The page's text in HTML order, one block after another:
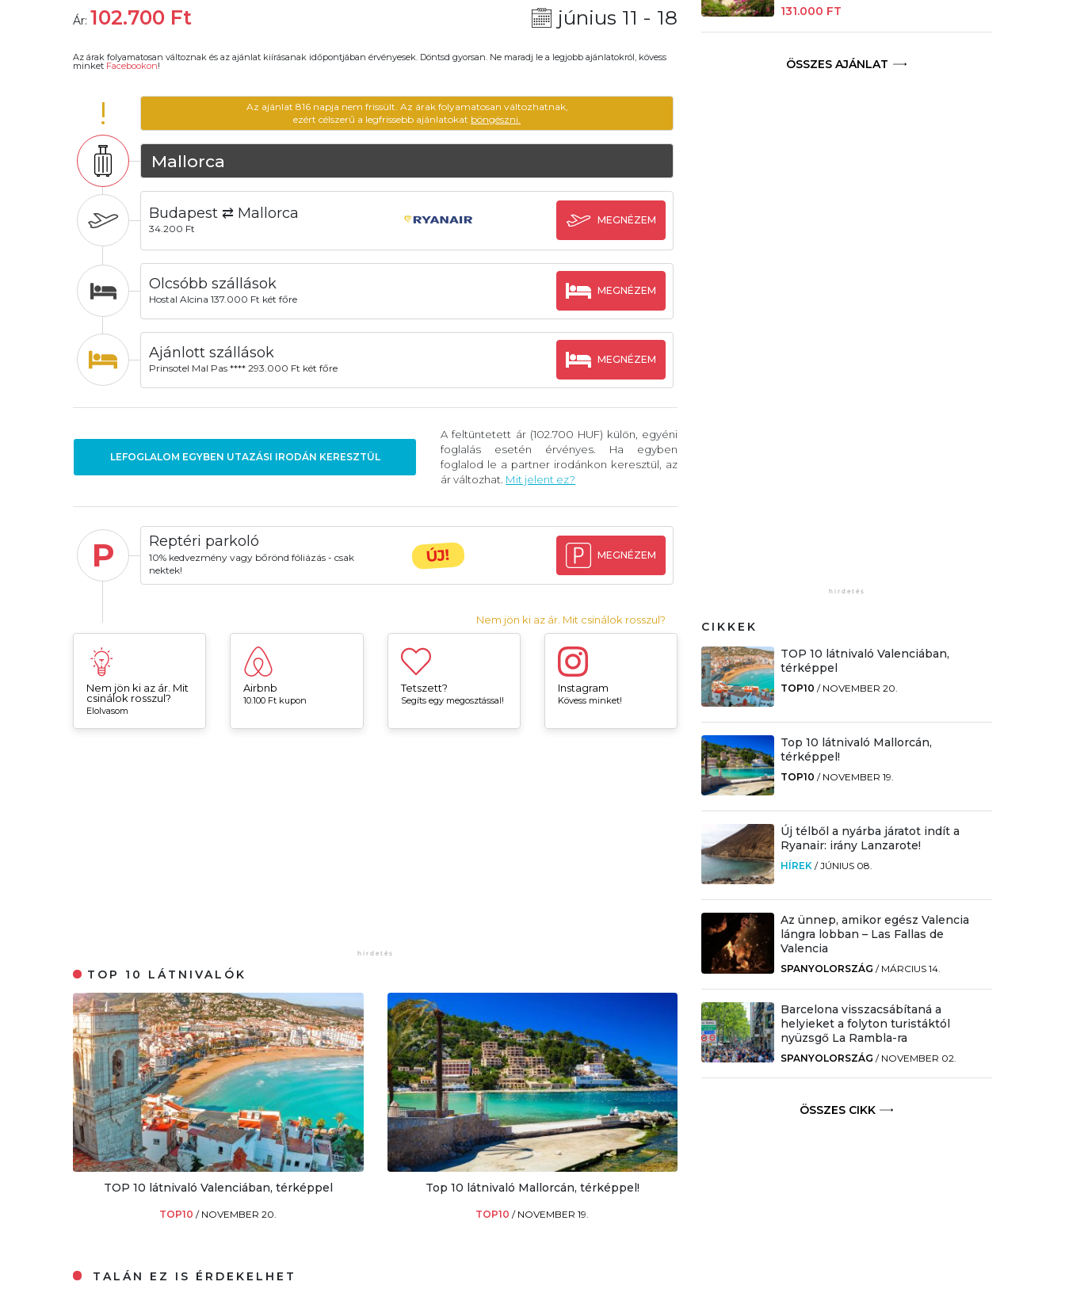
Ár: 102.700 Ft június 11 - 18
Az árak folyamatosan változnak és az ajánlat kiírásanak időpontjában érvényesek. Döntsd gyorsan. Ne maradj le a legjobb ajánlatokról, kövess
minket Facebookon!
!
Az ajánlat 816 napja nem frissült. Az árak folyamatosan változhatnak,
ezért célszerű a legfrissebb ajánlatokat böngészni.
Mallorca
Budapest ⇄ Mallorca
34.200 Ft
MEGNÉZEM
Olcsóbb szállások
Hostal Alcina 137.000 Ft két főre
MEGNÉZEM
Ajánlott szállások
Prinsotel Mal Pas **** 293.000 Ft két főre
MEGNÉZEM
LEFOGLALOM EGYBEN UTAZÁSI IRODÁN KERESZTÜL
A feltüntetett ár (102.700 HUF) külön, egyéni
foglalás esetén érvényes. Ha egyben
foglalod le a partner irodánkon keresztül, az
ár változhat. Mit jelent ez?
P Reptéri parkoló
10% kedvezmény vagy bőrönd fóliázás - csak
nektek!
ÚJ! MEGNÉZEM
Nem jön ki az ár. Mit csinálok rosszul?
Nem jön ki az ár. Mit
csinálok rosszul?
Elolvasom
Airbnb
10.100 Ft kupon
Tetszett?
Segíts egy megosztással!
Instagram
Kövess minket!
TOP 10 LÁTNIVALÓK
TOP 10 látnivaló Valenciában, térképpel
TOP10/ NOVEMBER 20.
Top 10 látnivaló Mallorcán, térképpel!
TOP10/ NOVEMBER 19.
TALÁN EZ IS ÉRDEKELHET
131.000 FT
ÖSSZES AJÁNLAT
CIKKEK
TOP 10 látnivaló Valenciában,
térképpel
TOP10 / NOVEMBER 20.
Top 10 látnivaló Mallorcán,
térképpel!
TOP10 / NOVEMBER 19.
Új télből a nyárba járatot indít a
Ryanair: irány Lanzarote!
HÍREK /JÚNIUS 08.
Az ünnep, amikor egész Valencia
lángra lobban – Las Fallas de
Valencia
SPANYOLORSZÁG / MÁRCIUS 14.
Barcelona visszacsábítaná a
helyieket a folyton turistáktól
nyüzsgő La Rambla-ra
SPANYOLORSZÁG / NOVEMBER 02.
ÖSSZES CIKK